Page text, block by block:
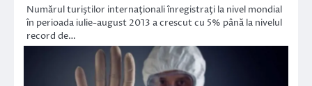
Numărul turiştilor internaţionali înregistraţi la nivel mondial
în perioada iulie-august 2013 a crescut cu 5% până la nivelul
record de…